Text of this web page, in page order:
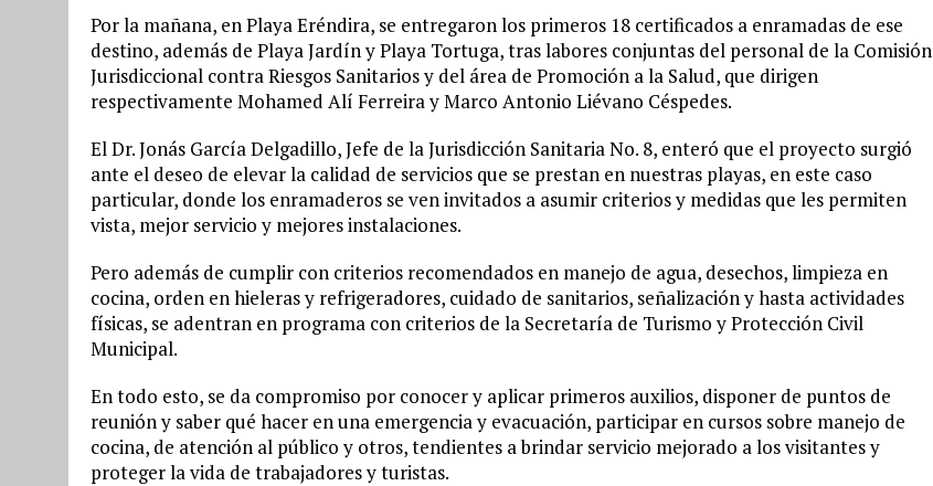
Por la mañana, en Playa Eréndira, se entregaron los primeros 18 certificados a enramadas de ese
destino, además de Playa Jardín y Playa Tortuga, tras labores conjuntas del personal de la Comisión
Jurisdiccional contra Riesgos Sanitarios y del área de Promoción a la Salud, que dirigen
respectivamente Mohamed Alí Ferreira y Marco Antonio Liévano Céspedes.
El Dr. Jonás García Delgadillo, Jefe de la Jurisdicción Sanitaria No. 8, enteró que el proyecto surgió
ante el deseo de elevar la calidad de servicios que se prestan en nuestras playas, en este caso
particular, donde los enramaderos se ven invitados a asumir criterios y medidas que les permiten
vista, mejor servicio y mejores instalaciones.
Pero además de cumplir con criterios recomendados en manejo de agua, desechos, limpieza en
cocina, orden en hieleras y refrigeradores, cuidado de sanitarios, señalización y hasta actividades
físicas, se adentran en programa con criterios de la Secretaría de Turismo y Protección Civil
Municipal.
En todo esto, se da compromiso por conocer y aplicar primeros auxilios, disponer de puntos de
reunión y saber qué hacer en una emergencia y evacuación, participar en cursos sobre manejo de
cocina, de atención al público y otros, tendientes a brindar servicio mejorado a los visitantes y
proteger la vida de trabajadores y turistas.